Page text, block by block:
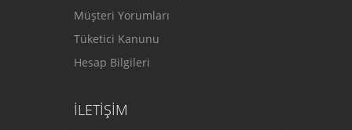
Müşteri Yorumları
Tüketici Kanunu
Hesap Bilgileri
İLETİŞİM